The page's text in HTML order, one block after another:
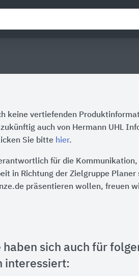
keine vertiefenden
auch von Hermann UHL
Sie bitte hier.
für die
in Richtung der Zielgruppe Planer
präsentieren wollen, freuen
haben sich auch für
interessiert: